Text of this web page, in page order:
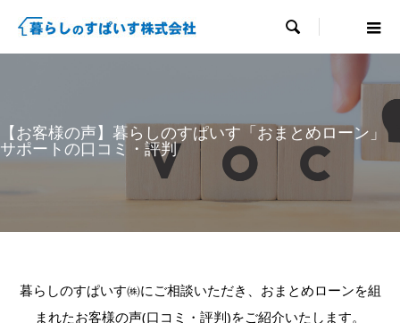

【お客様の声】暮らしのすぱいす「おまとめローン」
サポートの口コミ・評判
暮らしのすぱいす㈱にご相談いただき、おまとめローンを組
まれたお客様の声(口コミ・評判)をご紹介いたします。